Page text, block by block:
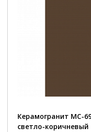
Керамогранит MC-
светло-коричневый